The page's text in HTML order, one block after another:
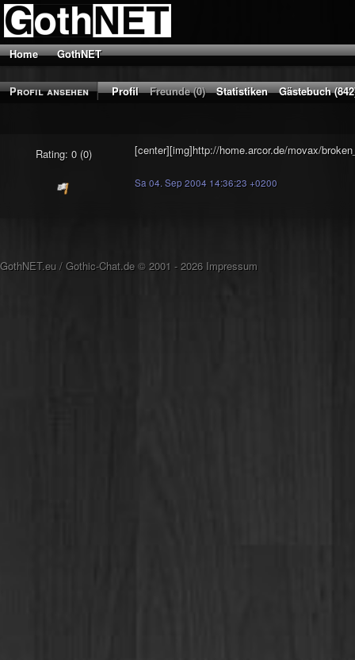
Home GothNET
Profil ansehen Profil Freunde (0) Statistiken Gästebuch
Rating: 0 (0) [center][img]http://home.arcor.de/movax/
Sa 04. Sep 2004 14:36:23 +0200
GothNET.eu / Gothic-Chat.de © 2001 - 2026 Impressum